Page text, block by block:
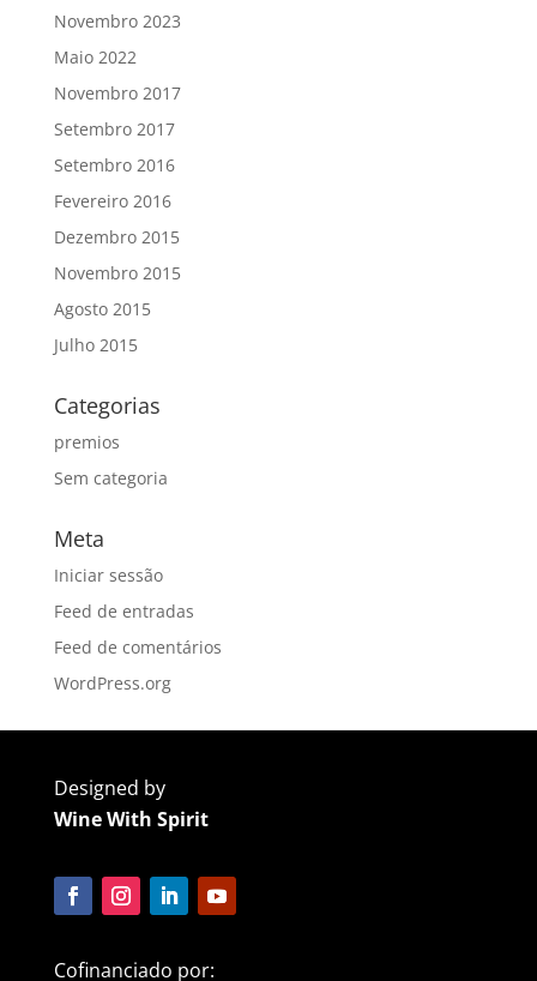
Novembro 2023
Maio 2022
Novembro 2017
Setembro 2017
Setembro 2016
Fevereiro 2016
Dezembro 2015
Novembro 2015
Agosto 2015
Julho 2015
Categorias
premios
Sem categoria
Meta
Iniciar sessão
Feed de entradas
Feed de comentários
WordPress.org
Designed by
Wine With Spirit
Cofinanciado por: